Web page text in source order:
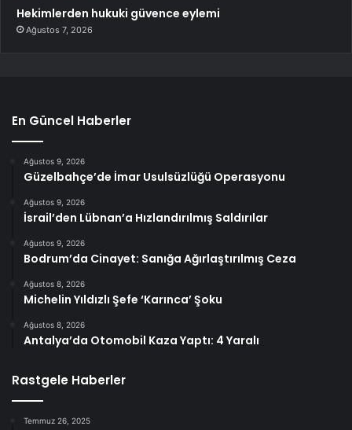
Hekimlerden hukuki güvence eylemi
Ağustos 7, 2026
En Güncel Haberler
Ağustos 9, 2026
Güzelbahçe’de İmar Usulsüzlüğü Operasyonu
Ağustos 9, 2026
İsrail’den Lübnan’a Hızlandırılmış Saldırılar
Ağustos 9, 2026
Bodrum’da Cinayet: Sanığa Ağırlaştırılmış Ceza
Ağustos 8, 2026
Michelin Yıldızlı Şefe ‘Karınca’ Şoku
Ağustos 8, 2026
Antalya’da Otomobil Kaza Yaptı: 4 Yaralı
Rastgele Haberler
Temmuz 26, 2025